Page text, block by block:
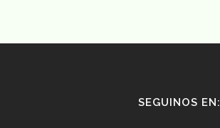
SEGUINOS EN: